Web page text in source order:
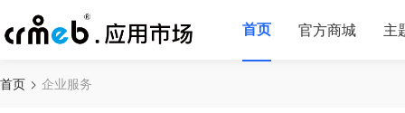
首页 官方商城 主
首页 企业服务